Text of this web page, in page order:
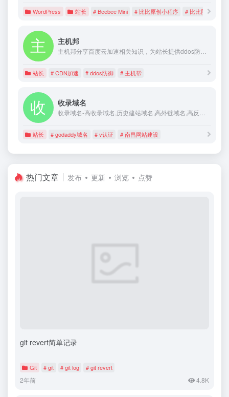
WordPress 站长 # Beebee Mini # 比比原创小程序 # 比比图文社
主机邦
主机邦分享百度云加速相关知识，为站长提供ddos防御、cc攻击防御服务。我们有百度SSL证书、百度CDN、高防服务器、高防IP、高防CDN等安全产品，发布专业的安全防御教学文章，我们致力于提供前沿的安全防御服务。
站长 # CDN加速 # ddos防御 # 主机帮
收录域名
收录域名-高收录域名,历史建站域名,高外链域名,高反链域名,高pr域名,百度权重域名,godaddy域名,v认证,南昌网站建设
站长 # godaddy域名 # v认证 # 南昌网站建设
热门文章 发布 更新 浏览 点赞
git revert简单记录
Git # git # git log # git revert
2年前 4.8K